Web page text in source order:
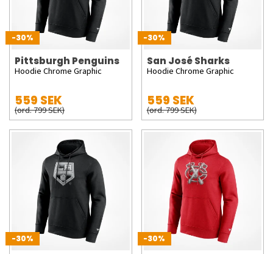
-30%
Pittsburgh Penguins
Hoodie Chrome Graphic
559 SEK
(ord. 799 SEK)
-30%
San José Sharks
Hoodie Chrome Graphic
559 SEK
(ord. 799 SEK)
-30% -30%